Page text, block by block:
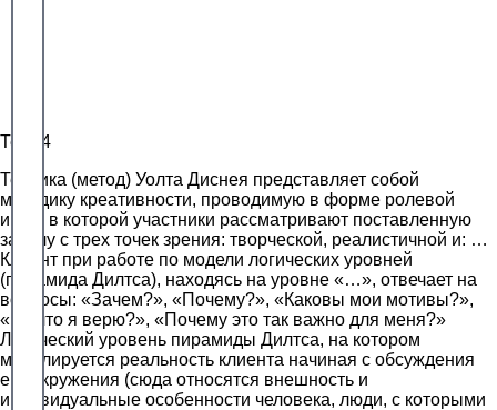
Тест 4
Техника (метод) Уолта Диснея представляет собой
методику креативности, проводимую в форме ролевой
игры, в которой участники рассматривают поставленную
задачу с трех точек зрения: творческой, реалистичной и: …
Клиент при работе по модели логических уровней
(пирамида Дилтса), находясь на уровне «…», отвечает на
вопросы: «Зачем?», «Почему?», «Каковы мои мотивы?»,
«Во что я верю?», «Почему это так важно для меня?»
Логический уровень пирамиды Дилтса, на котором
моделируется реальность клиента начиная с обсуждения
его окружения (сюда относятся внешность и
индивидуальные особенности человека, люди, с которыми